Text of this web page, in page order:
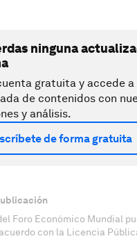
ninguna
gratuita y accede
de contenidos con
y análisis.
de forma gratuita
Foro Económico Mundial
con la Licencia